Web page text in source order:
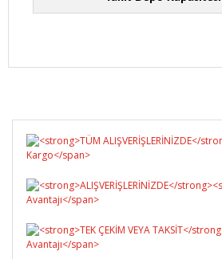
Yorum Yaz